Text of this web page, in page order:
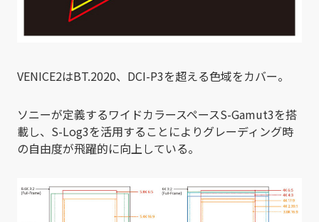
VENICE2はBT.2020、DCI-P3を超える色域をカバー。
ソニーが定義するワイドカラースペースS-Gamut3を搭
載し、S-Log3を活用することによりグレーディング時
の自由度が飛躍的に向上している。